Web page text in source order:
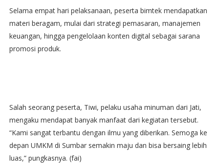
Selama empat hari pelaksanaan, peserta bimtek mendapatkan
materi beragam, mulai dari strategi pemasaran, manajemen
keuangan, hingga pengelolaan konten digital sebagai sarana
promosi produk.
Salah seorang peserta, Tiwi, pelaku usaha minuman dari Jati,
mengaku mendapat banyak manfaat dari kegiatan tersebut.
“Kami sangat terbantu dengan ilmu yang diberikan. Semoga ke
depan UMKM di Sumbar semakin maju dan bisa bersaing lebih
luas,” pungkasnya. (fai)